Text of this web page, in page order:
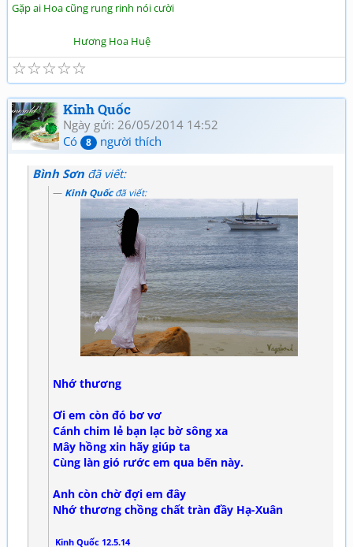
Gặp ai Hoa cũng rung rinh nói cười
Hương Hoa Huệ
☆
☆
☆
☆
☆
Kinh Quốc
Ngày gửi: 26/05/2014 14:52
Có
8 người thích
Bình Sơn đã viết:
Kinh Quốcđã viết:
Nhớ thương
Ơi em còn đó bơ vơ
Cánh chim lẻ bạn lạc bờ sông xa
Mây hồng xin hãy giúp ta
Cùng làn gió rước em qua bến này.
Anh còn chờ đợi em đây
Nhớ thương chồng chất tràn đầy Hạ-Xuân
Kinh Quốc 12.5.14